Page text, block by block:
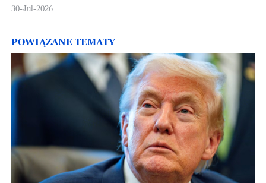
30-Jul-2026
POWIĄZANE TEMATY